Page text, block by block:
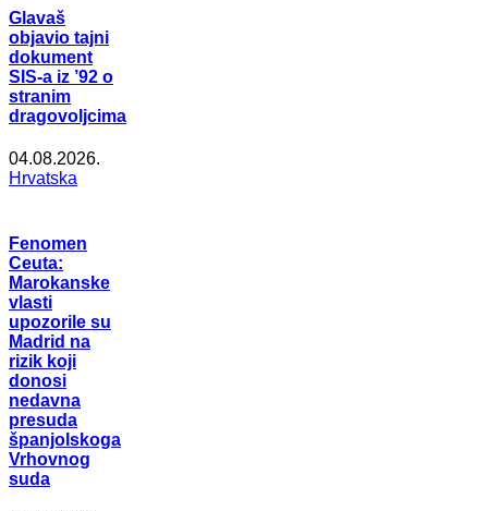
Glavaš
objavio tajni
dokument
SIS-a iz ’92 o
stranim
dragovoljcima
04.08.2026.
Hrvatska
Fenomen
Ceuta:
Marokanske
vlasti
upozorile su
Madrid na
rizik koji
donosi
nedavna
presuda
španjolskoga
Vrhovnog
suda